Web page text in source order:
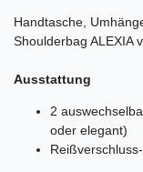
Handtasche,
Shoulderbag ALEXIA
Ausstattung
2
oder elegant)